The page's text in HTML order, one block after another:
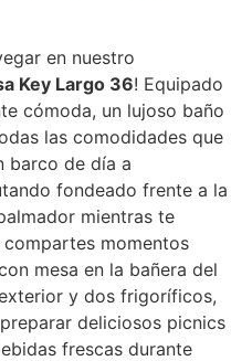
en nuestro
Key Largo 36! Equipado
cómoda, un lujoso baño
las comodidades que
barco de día a
fondeado frente a la
mientras te
momentos
mesa en la bañera del
y dos frigoríficos,
deliciosos picnics
frescas durante